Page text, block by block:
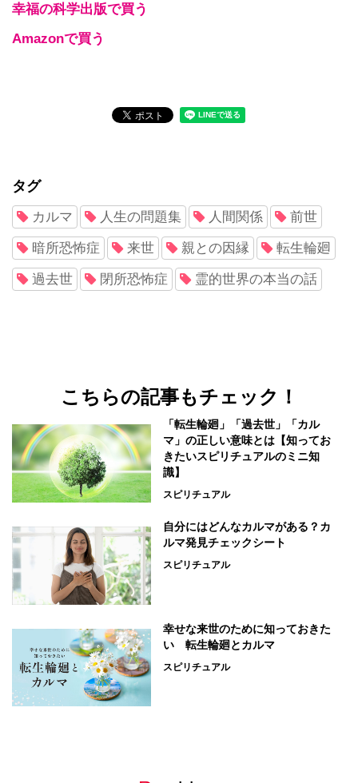
幸福の科学出版で買う
Amazonで買う
タグ
カルマ 人生の問題集 人間関係 前世
暗所恐怖症 来世 親との因縁 転生輪廻
過去世 閉所恐怖症 霊的世界の本当の話
こちらの記事もチェック！
「転生輪廻」「過去世」「カル
マ」の正しい意味とは【知ってお
きたいスピリチュアルのミニ知
識】
スピリチュアル
自分にはどんなカルマがある？カ
ルマ発見チェックシート
スピリチュアル
幸せな来世のために知っておきた
い 転生輪廻とカルマ
スピリチュアル